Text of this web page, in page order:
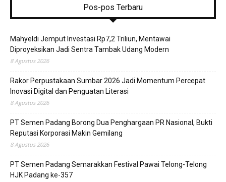
Pos-pos Terbaru
Mahyeldi Jemput Investasi Rp7,2 Triliun, Mentawai
Diproyeksikan Jadi Sentra Tambak Udang Modern
8 Agustus 2026
Rakor Perpustakaan Sumbar 2026 Jadi Momentum Percepat
Inovasi Digital dan Penguatan Literasi
8 Agustus 2026
PT Semen Padang Borong Dua Penghargaan PR Nasional, Bukti
Reputasi Korporasi Makin Gemilang
8 Agustus 2026
PT Semen Padang Semarakkan Festival Pawai Telong-Telong
HJK Padang ke-357